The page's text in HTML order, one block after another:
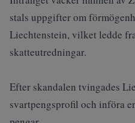
stals uppgifter om
Liechtenstein, vilket ledde
skatteutredningar.
Efter skandalen tvingades
svartpengsprofil och införa